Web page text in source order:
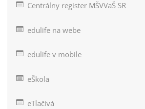
Centrálny register MŠVVaŠ SR
edulife na webe
edulife v mobile
eŠkola
eTlačivá